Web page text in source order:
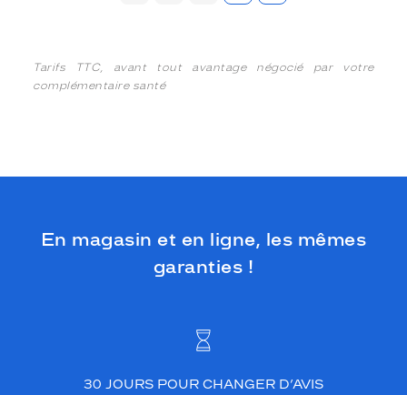
Tarifs TTC, avant tout avantage négocié par votre
complémentaire santé
En magasin et en ligne, les mêmes
garanties !
30 JOURS POUR CHANGER D’AVIS